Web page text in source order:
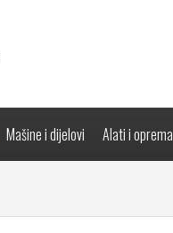
Mašine i dijelovi Alati i oprema